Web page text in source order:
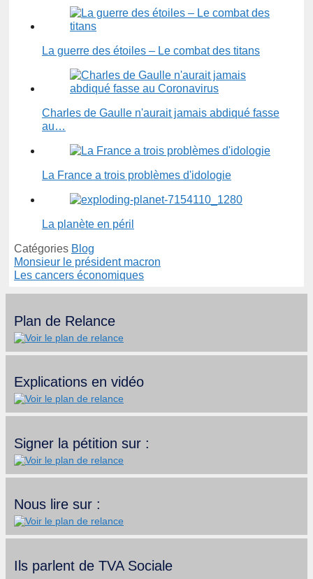
La guerre des étoiles – Le combat des titans
Charles de Gaulle n'aurait jamais abdiqué fasse
au…
La France a trois problèmes d'idologie
La planète en péril
Catégories Blog
Monsieur le président macron
Les cancers économiques
Plan de Relance
Explications en vidéo
Signer la pétition sur :
Nous lire sur :
Ils parlent de TVA Sociale